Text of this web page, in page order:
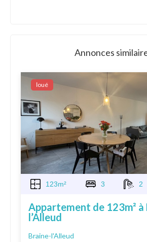
Annonces
Ιoué
123m² 3 2
Appartement de 123m² à
l’Alleud
Braine-l'Alleud